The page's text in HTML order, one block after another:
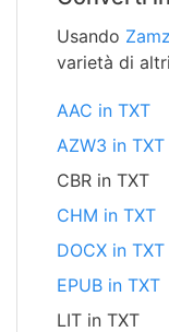
Usando
varietà di
AAC in TXT
AZW3 in TXT
CBR in TXT
CHM in TXT
DOCX in TXT
EPUB in TXT
LIT in TXT